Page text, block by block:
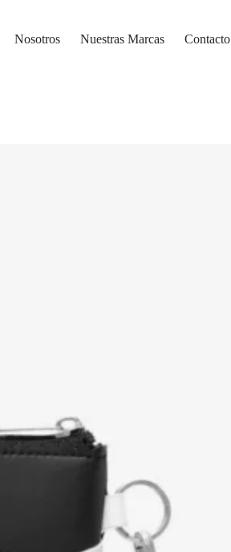
Nosotros Nuestras Marcas Contacto